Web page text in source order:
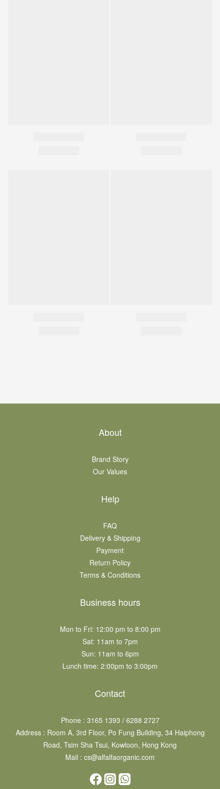
About
Brand Story
Our Values
Help
FAQ
Delivery & Shipping
Payment
Return Policy
Terms & Conditions
Business hours
Mon to Fri: 12:00 pm to 8:00 pm
Sat: 11am to 7pm​
Sun: 11am to 6pm​
Lunch time: 2:00pm to 3:00pm
Contact
Phone : 3165 1393 / 6288 2727
Address : Room A, 3rd Floor, Po Fung Building, 34 Haiphong
Road, Tsim Sha Tsui, Kowloon, Hong Kong
Mail : cs@alfalfaorganic.com